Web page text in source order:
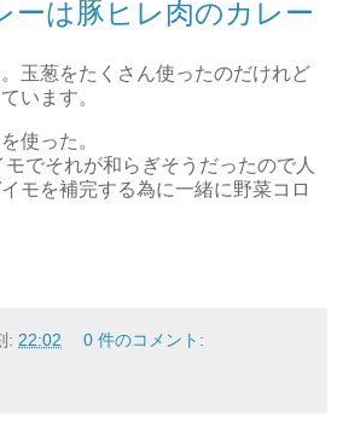
ーは豚ヒレ肉のカレー
玉葱をたくさん使ったのだけれど
います。
使った。
でそれが和らぎそうだったので人
モを補完する為に一緒に野菜コロ
: 22:02 0 件のコメント: